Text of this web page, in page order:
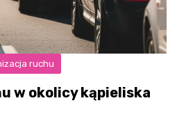
ruchu
w okolicy kąpieliska